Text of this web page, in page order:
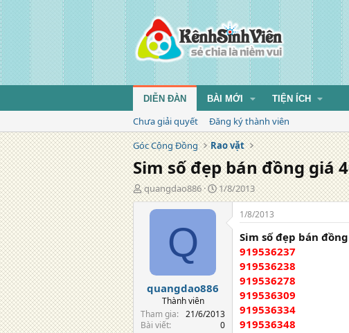
DIỄN ĐÀN BÀI MỚI TIỆN ÍCH
Chưa giải quyết
Đăng ký thành viên
Góc Cộng Đồng
Rao vặt
Sim số đẹp bán đồng giá
T
á
quangdao886
N
g
1/8/2013
Q
quangdao886
Thành viên
Tham gia
21/6/2013
Bài viết
0
1/8/2013
Sim số đẹp bán
919536237
919536238
919536278
919536309
919536334
919536348